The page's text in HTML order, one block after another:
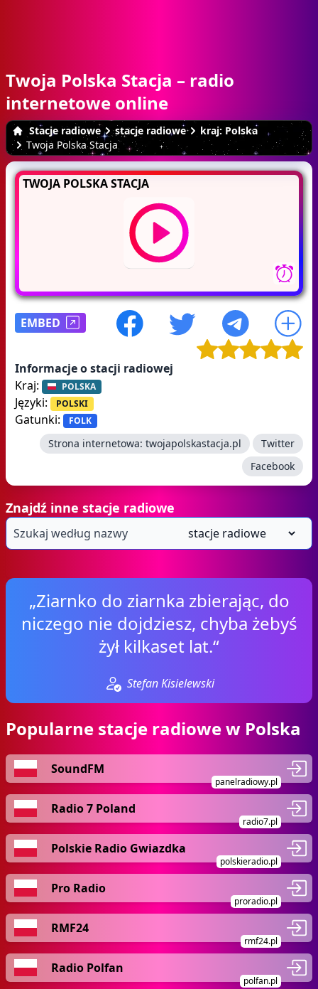
Twoja Polska Stacja – radio
internetowe online
Stacje radiowe stacje radiowe
kraj: Polska
Twoja Polska Stacja
TWOJA POLSKA STACJA
EMBED
Informacje o stacji radiowej
Kraj:
POLSKA
Języki: POLSKI
Gatunki: FOLK
Strona internetowa: twojapolskastacja.pl
Twitter
Facebook
Znajdź inne stacje radiowe
„Ziarnko do ziarnka zbierając, do
niczego nie dojdziesz, chyba żebyś
żył kilkaset lat.“
Stefan Kisielewski
Popularne stacje radiowe w Polska
SoundFM
panelradiowy.pl
Radio 7 Poland
radio7.pl
Polskie Radio Gwiazdka
polskieradio.pl
Pro Radio
proradio.pl
RMF24
rmf24.pl
Radio Polfan
polfan.pl